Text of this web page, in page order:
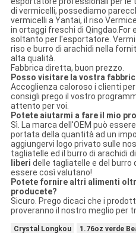
di vermicelli, possediamo
vermicelli a Yantai, il riso
in ortaggi freschi di
soltanto per l'esportatore.
riso e burro di arachidi nella
alta qualità.
Fabbrica diretta, buon prezzo.
Posso visitare la vostra
Accoglienza caloroso i clienti
consigli prego il vostro
attento per voi.
Potete aiutarmi a fare il mio
Sì. La marca dell'OEM può
portata della quantità ad un
aggiungervi logo privato sulle
tagliatelle ed il burro di arachidi
liberi delle tagliatelle e del burro
essere così valutano!
Potete fornire altri alimenti
producete?
Sicuro. Prego dicaci che i
proveranno il nostro meglio per
Crystal Longkou
1.76oz verde